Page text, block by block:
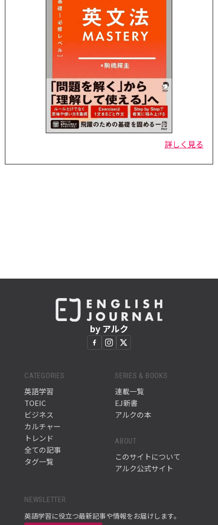
詳しく見る
by アルク
CATEGORIES
英語学習
TOEIC
ビジネス
カルチャー
トレンド
全ての記事
タグ一覧
SERIES & BOOKS
連載一覧
EJ新書
アルクの本
ABOUT
このサイトについて
アルク公式サイト
NEWSLETTER
英語学習に役立つ最新記事や情報をお届けします。